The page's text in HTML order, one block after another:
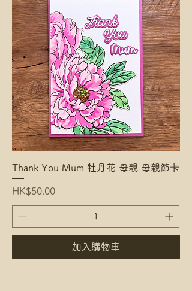
Thank You Mum 牡丹花 母親 母親節卡
Price
HK$50.00
加入購物車